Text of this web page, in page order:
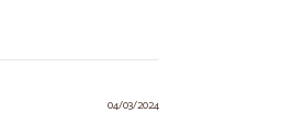
04/03/2024